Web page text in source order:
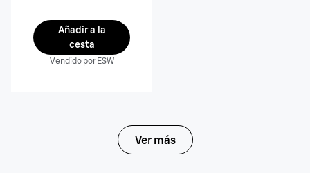
Añadir a la
cesta
Vendido por ESW
Ver más